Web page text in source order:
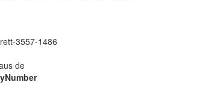
3557-1486
de